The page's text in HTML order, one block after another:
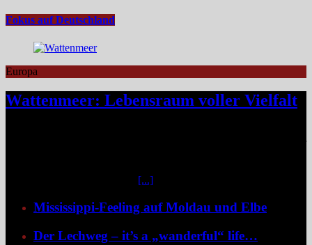
Fokus auf Deutschland
Europa
Wattenmeer: Lebensraum voller Vielfalt
[...]
Mississippi-Feeling auf Moldau und Elbe
Der Lechweg – it’s a „wanderful“ life…